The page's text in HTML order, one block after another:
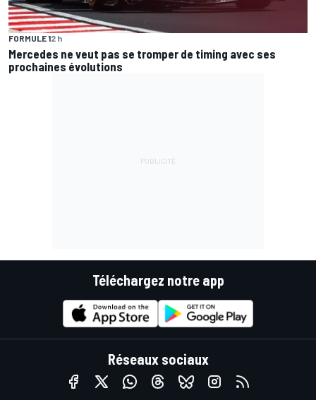
FORMULE 12 h
Mercedes ne veut pas se tromper de timing avec ses
prochaines évolutions
Téléchargez notre app
Réseaux sociaux